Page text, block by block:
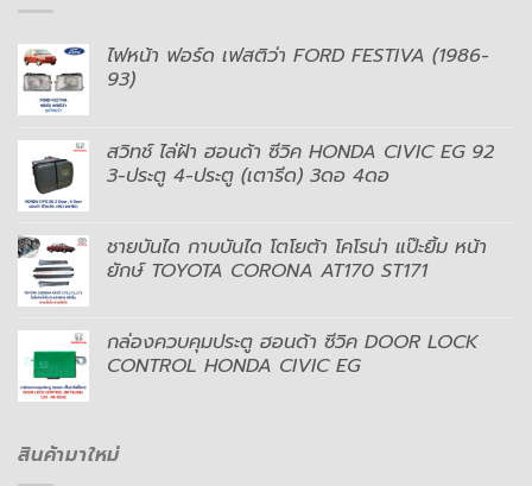
ไฟหน้า ฟอร์ด เฟสติว่า FORD FESTIVA (1986-
93)
สวิทช์ ไล่ฝ้า ฮอนด้า ซีวิค HONDA CIVIC EG 92
3-ประตู 4-ประตู (เตารีด) 3ดอ 4ดอ
ชายบันได กาบบันได โตโยต้า โคโรน่า แป๊ะยิ้ม หน้า
ยักษ์ TOYOTA CORONA AT170 ST171
กล่องควบคุมประตู ฮอนด้า ซีวิค DOOR LOCK
CONTROL HONDA CIVIC EG
สินค้ามาใหม่